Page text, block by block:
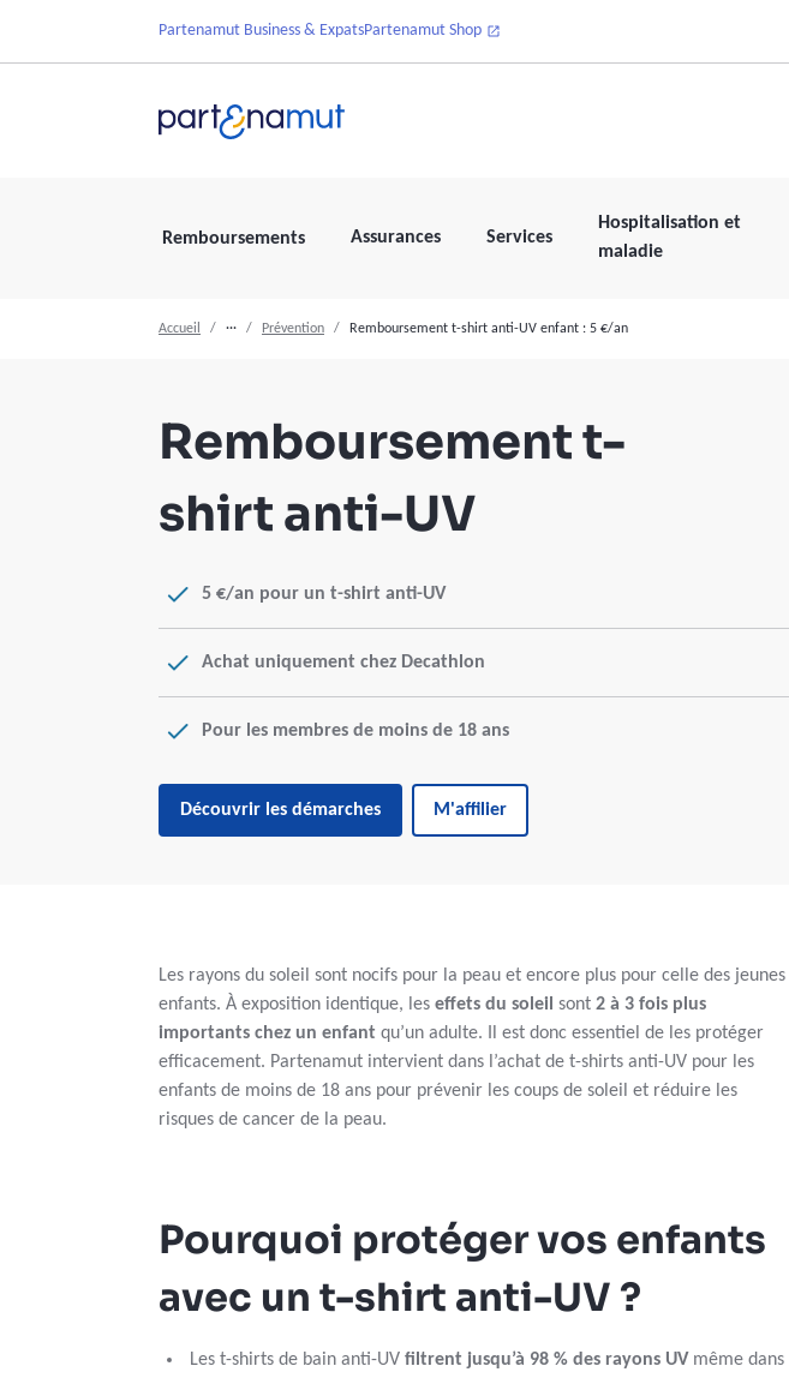
Partenamut Business & ExpatsPartenamut Shop
Remboursements Assurances Services
Hospitalisation et
maladie
Accueil ··· Prévention Remboursement t-shirt anti-UV enfant : 5 €/an
Remboursement t-
shirt anti-UV
5 €/an pour un t-shirt anti-UV
Achat uniquement chez Decathlon
Pour les membres de moins de 18 ans
Découvrir les démarches M'affilier
Les rayons du soleil sont nocifs pour la peau et encore plus pour celle des jeunes
enfants. À exposition identique, les effets du soleil sont 2 à 3 fois plus
importants chez un enfant qu’un adulte. Il est donc essentiel de les protéger
efficacement. Partenamut intervient dans l’achat de t-shirts anti-UV pour les
enfants de moins de 18 ans pour prévenir les coups de soleil et réduire les
risques de cancer de la peau.
Pourquoi protéger vos enfants
avec un t-shirt anti-UV ?
Les t-shirts de bain anti-UV filtrent jusqu’à 98 % des rayons UV même dans